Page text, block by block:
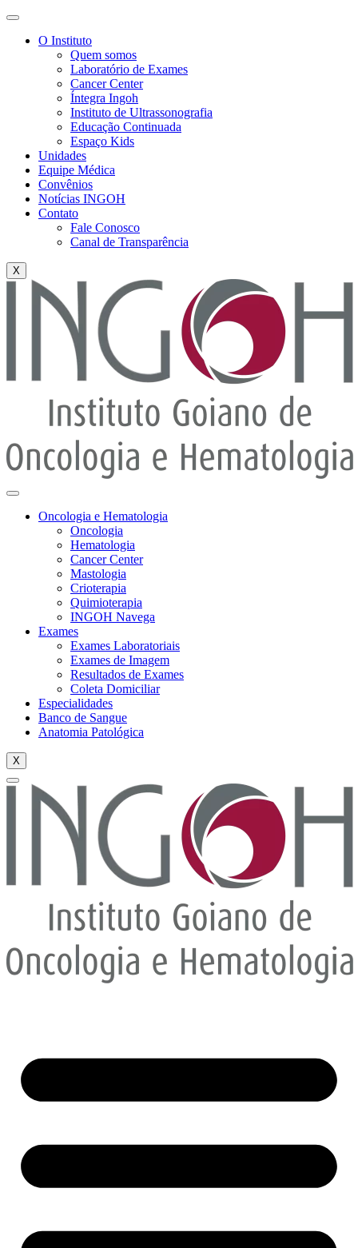
O Instituto
Quem somos
Laboratório de Exames
Cancer Center
Íntegra Ingoh
Instituto de Ultrassonografia
Educação Continuada
Espaço Kids
Unidades
Equipe Médica
Convênios
Notícias INGOH
Contato
Fale Conosco
Canal de Transparência
X
Oncologia e Hematologia
Oncologia
Hematologia
Cancer Center
Mastologia
Crioterapia
Quimioterapia
INGOH Navega
Exames
Exames Laboratoriais
Exames de Imagem
Resultados de Exames
Coleta Domiciliar
Especialidades
Banco de Sangue
Anatomia Patológica
X